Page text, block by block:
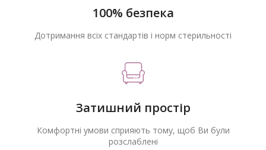
100% безпека
Дотримання всіх стандартів і норм стерильності
Затишний простір
Комфортні умови сприяють тому, щоб Ви були
розслаблені